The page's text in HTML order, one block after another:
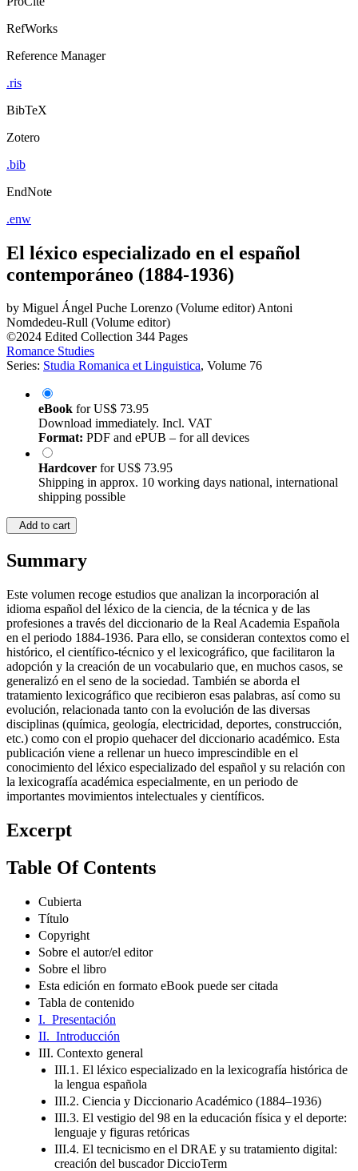
RefWorks
Reference Manager
.ris
BibTeX
Zotero
.bib
EndNote
.enw
El léxico especializado en el español
contemporáneo (1884-1936)
by Miguel Ángel Puche Lorenzo (Volume editor)Antoni
Nomdedeu-Rull (Volume editor)
©2024 Edited Collection 344 Pages
Romance Studies
Series: Studia Romanica et Linguistica, Volume 76
eBook forUS$ 73.95
Download immediately. Incl. VAT
Format: PDF and ePUB – for all devices
Hardcover forUS$ 73.95
Shipping in approx. 10 working days national, international
shipping possible
Add to cart
Summary
Este volumen recoge estudios que analizan la incorporación al
idioma español del léxico de la ciencia, de la técnica y de las
profesiones a través del diccionario de la Real Academia Española
en el periodo 1884-1936. Para ello, se consideran contextos como el
histórico, el científico-técnico y el lexicográfico, que facilitaron la
adopción y la creación de un vocabulario que, en muchos casos, se
generalizó en el seno de la sociedad. También se aborda el
tratamiento lexicográfico que recibieron esas palabras, así como su
evolución, relacionada tanto con la evolución de las diversas
disciplinas (química, geología, electricidad, deportes, construcción,
etc.) como con el propio quehacer del diccionario académico. Esta
publicación viene a rellenar un hueco imprescindible en el
conocimiento del léxico especializado del español y su relación con
la lexicografía académica especialmente, en un periodo de
importantes movimientos intelectuales y científicos.
Excerpt
Table Of Contents
Cubierta
Título
Copyright
Sobre el autor/el editor
Sobre el libro
Esta edición en formato eBook puede ser citada
Tabla de contenido
I. Presentación
II. Introducción
III. Contexto general
III.1. El léxico especializado en la lexicografía histórica de
la lengua española
III.2. Ciencia y Diccionario Académico (1884–1936)
III.3. El vestigio del 98 en la educación física y el deporte:
lenguaje y figuras retóricas
III.4. El tecnicismo en el DRAE y su tratamiento digital:
creación del buscador DiccioTerm